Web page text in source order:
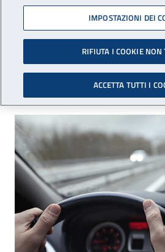
Seminario -
Sulla strada
Bari - giovedì 3 maggio 2018
Seminario -
IMPOSTAZIONI DEI
RIFIUTA I COOKIE NON
ACCETTA TUTTI I